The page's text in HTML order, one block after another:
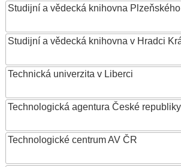
Studijní a vědecká knihovna
Studijní a vědecká knihovna v Hradci
Technická univerzita v Liberci
Technologická agentura České republiky
Technologické centrum AV ČR